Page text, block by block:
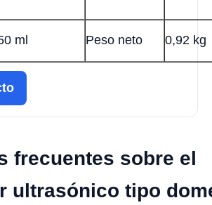
ml Peso neto 0,92 kg
frecuentes sobre el
ultrasónico tipo